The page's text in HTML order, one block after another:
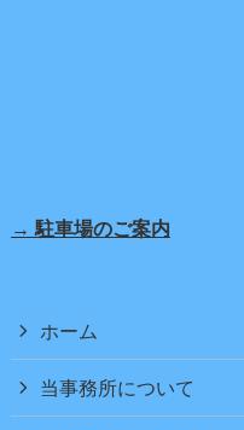
→ 駐車場のご案内
ホーム
当事務所について